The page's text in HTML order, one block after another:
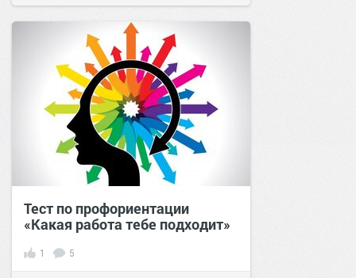
Тест по профориентации
«Какая работа тебе подходит»
1 5